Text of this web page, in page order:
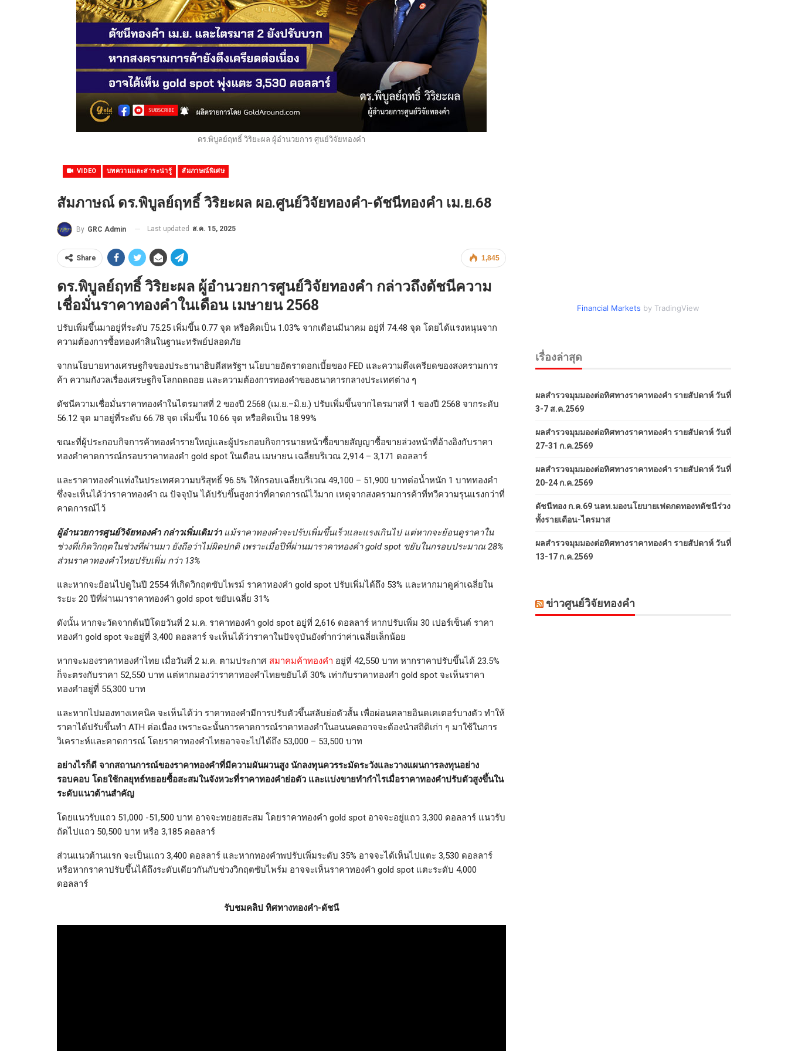
ดร.พิบูลย์ฤทธิ์ วิริยะผล ผู้อำนวยการ ศูนย์วิจัยทองคำ
VIDEO บทความและสาระน่ารู้ สัมภาษณ์พิเศษ
สัมภาษณ์ ดร.พิบูลย์ฤทธิ์ วิริยะผล ผอ.ศูนย์วิจัยทองคำ-ดัชนีทองคำ เม.ย.68
By GRC Admin Last updated ส.ค. 15, 2025
1,845
Share
ดร.พิบูลย์ฤทธิ์ วิริยะผล ผู้อำนวยการศูนย์วิจัยทองคำ กล่าวถึงดัชนีความ
เชื่อมั่นราคาทองคำในเดือน เมษายน 2568
ปรับเพิ่มขึ้นมาอยู่ที่ระดับ 75.25 เพิ่มขึ้น 0.77 จุด หรือคิดเป็น 1.03% จากเดือนมีนาคม อยู่ที่ 74.48 จุด โดยได้แรงหนุนจาก
ความต้องการซื้อทองคำสินในฐานะทรัพย์ปลอดภัย
จากนโยบายทางเศรษฐกิจของประธานาธิบดีสหรัฐฯ นโยบายอัตราดอกเบี้ยของ FED และความตึงเครียดของสงครามการ
ค้า ความกังวลเรื่องเศรษฐกิจโลกถดถอย และความต้องการทองคำของธนาคารกลางประเทศต่าง ๆ
ดัชนีความเชื่อมั่นราคาทองคำในไตรมาสที่ 2 ของปี 2568 (เม.ย.–มิ.ย.) ปรับเพิ่มขึ้นจากไตรมาสที่ 1 ของปี 2568 จากระดับ
56.12 จุด มาอยู่ที่ระดับ 66.78 จุด เพิ่มขึ้น 10.66 จุด หรือคิดเป็น 18.99%
ขณะที่ผู้ประกอบกิจการค้าทองคำรายใหญ่และผู้ประกอบกิจการนายหน้าซื้อขายสัญญาซื้อขายล่วงหน้าที่อ้างอิงกับราคา
ทองคำคาดการณ์กรอบราคาทองคำ gold spot ในเดือน เมษายน เฉลี่ยบริเวณ 2,914 – 3,171 ดอลลาร์
และราคาทองคำแท่งในประเทศความบริสุทธิ์ 96.5% ให้กรอบเฉลี่ยบริเวณ 49,100 – 51,900 บาทต่อน้ำหนัก 1 บาททองคำ
ซึ่งจะเห็นได้ว่าราคาทองคำ ณ ปัจจุบัน ได้ปรับขึ้นสูงกว่าที่คาดการณ์ไว้มาก เหตุจากสงครามการค้าที่ทวีความรุนแรงกว่าที่
คาดการณ์ไว้
ผู้อำนวยการศูนย์วิจัยทองคำ กล่าวเพิ่มเติมว่าแม้ราคาทองคำจะปรับเพิ่มขึ้นเร็วและแรงเกินไป แต่หากจะย้อนดูราคาใน
ช่วงที่เกิดวิกฤตในช่วงที่ผ่านมา ยังถือว่าไม่ผิดปกติ เพราะเมื่อปีที่ผ่านมาราคาทองคำ gold spot ขยับในกรอบประมาณ 28%
ส่วนราคาทองคำไทยปรับเพิ่ม กว่า 13%
และหากจะย้อนไปดูในปี 2554 ที่เกิดวิกฤตซับไพรม์ ราคาทองคำ gold spot ปรับเพิ่มได้ถึง 53% และหากมาดูค่าเฉลี่ยใน
ระยะ 20 ปีที่ผ่านมาราคาทองคำ gold spot ขยับเฉลี่ย 31%
ดังนั้น หากจะวัดจากต้นปีโดยวันที่ 2 ม.ค. ราคาทองคำ gold spot อยู่ที่ 2,616 ดอลลาร์ หากปรับเพิ่ม 30 เปอร์เซ็นต์ ราคา
ทองคำ gold spot จะอยู่ที่ 3,400 ดอลลาร์ จะเห็นได้ว่าราคาในปัจจุบันยังต่ำกว่าค่าเฉลี่ยเล็กน้อย
หากจะมองราคาทองคำไทย เมื่อวันที่ 2 ม.ค. ตามประกาศ สมาคมค้าทองคำ อยู่ที่ 42,550 บาท หากราคาปรับขึ้นได้ 23.5%
ก็จะตรงกับราคา 52,550 บาท แต่หากมองว่าราคาทองคำไทยขยับได้ 30% เท่ากับราคาทองคำ gold spot จะเห็นราคา
ทองคำอยู่ที่ 55,300 บาท
และหากไปมองทางเทคนิค จะเห็นได้ว่า ราคาทองคำมีการปรับตัวขึ้นสลับย่อตัวสั้น เพื่อผ่อนคลายอินดเคเตอร์บางตัว ทำให้
ราคาได้ปรับขึ้นทำ ATH ต่อเนื่อง เพราะฉะนั้นการคาดการณ์ราคาทองคำในอนนคตอาจจะต้องนำสถิติเก่า ๆ มาใช้ในการ
วิเคราะห์และคาดการณ์ โดยราคาทองคำไทยอาจจะไปได้ถึง 53,000 – 53,500 บาท
อย่างไรก็ดี จากสถานการณ์ของราคาทองคำที่มีความผันผวนสูง นักลงทุนควรระมัดระวังและวางแผนการลงทุนอย่าง
รอบคอบ โดยใช้กลยุทธ์ทยอยซื้อสะสมในจังหวะที่ราคาทองคำย่อตัว และแบ่งขายทำกำไรเมื่อราคาทองคำปรับตัวสูงขึ้นใน
ระดับแนวต้านสำคัญ
โดยแนวรับแถว 51,000 -51,500 บาท อาจจะทยอยสะสม โดยราคาทองคำ gold spot อาจจะอยู่แถว 3,300 ดอลลาร์ แนวรับ
ถัดไปแถว 50,500 บาท หรือ 3,185 ดอลลาร์
ส่วนแนวต้านแรก จะเป็นแถว 3,400 ดอลลาร์ และหากทองคำพปรับเพิ่มระดับ 35% อาจจะได้เห็นไปแตะ 3,530 ดอลลาร์
หรือหากราคาปรับขึ้นได้ถึงระดับเดียวกันกับช่วงวิกฤตซับไพร์ม อาจจะเห็นราคาทองคำ gold spot แตะระดับ 4,000
ดอลลาร์
รับชมคลิป ทิศทางทองคำ-ดัชนี
Financial Markets by TradingView
เรื่องล่าสุด
ผลสำรวจมุมมองต่อทิศทางราคาทองคำ รายสัปดาห์ วันที่
3-7 ส.ค.2569
ผลสำรวจมุมมองต่อทิศทางราคาทองคำ รายสัปดาห์ วันที่
27-31 ก.ค.2569
ผลสำรวจมุมมองต่อทิศทางราคาทองคำ รายสัปดาห์ วันที่
20-24 ก.ค.2569
ดัชนีทอง ก.ค.69 นลท.มองนโยบายเฟดกดทองทดัชนีร่วง
ทั้งรายเดือน-ไตรมาส
ผลสำรวจมุมมองต่อทิศทางราคาทองคำ รายสัปดาห์ วันที่
13-17 ก.ค.2569
ข่าวศูนย์วิจัยทองคำ